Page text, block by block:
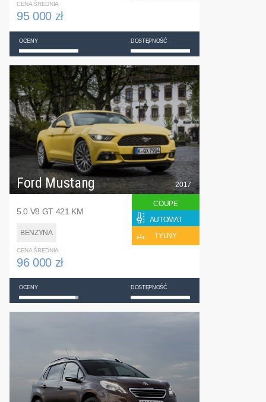
CENA ŚREDNIA
95 000 zł
OCENY DOSTĘPNOŚĆ
Ford Mustang
5.0 V8 GT 421 KM
BENZYNA
2017
COUPE
AUTOMAT
TYLNY
CENA ŚREDNIA
96 000 zł
OCENY DOSTĘPNOŚĆ